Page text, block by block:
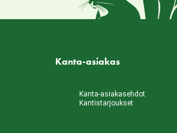
Kanta-asiakas
Kanta-asiakasehdot
Kantistarjoukset